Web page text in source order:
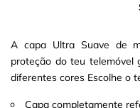
A capa Ultra Suave de
proteção do teu telemóvel
diferentes cores Escolhe o
Capa completamente